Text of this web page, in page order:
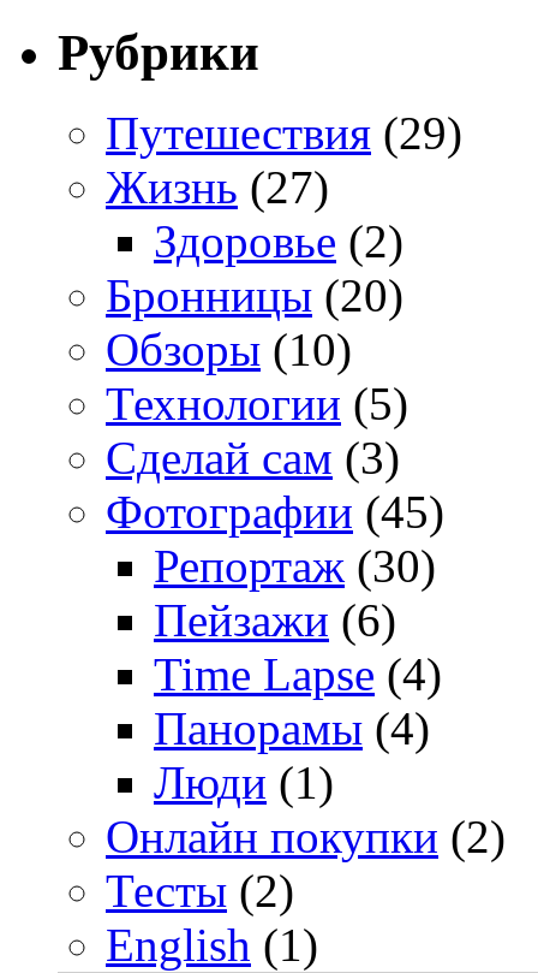
Рубрики
Путешествия (29)
Жизнь (27)
Здоровье (2)
Бронницы (20)
Обзоры (10)
Технологии (5)
Сделай сам (3)
Фотографии (45)
Репортаж (30)
Пейзажи (6)
Time Lapse (4)
Панорамы (4)
Люди (1)
Онлайн покупки (2)
Тесты (2)
English (1)